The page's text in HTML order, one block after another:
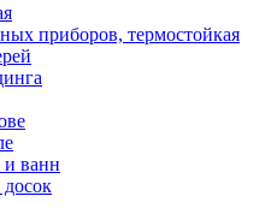
приборов, термостойкая
и ванн